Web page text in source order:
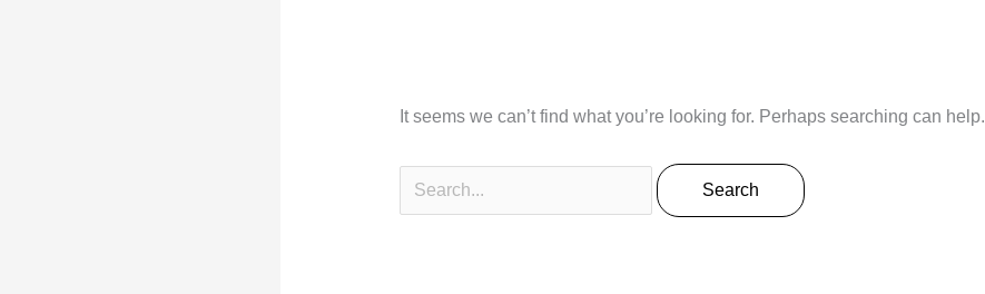
It seems we can’t find what you’re looking for. Perhaps searching can help.